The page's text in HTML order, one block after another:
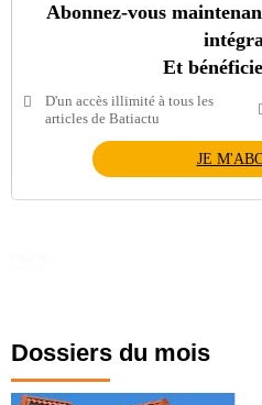
Abonnez-vous
Et
D'un accès illimité à tous les
articles de Batiactu
JE
Dossiers du mois